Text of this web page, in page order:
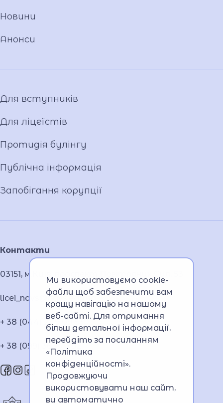
Контакти
03151, м.Київ, проспект Повітряних Сил, 53
licei_navs@navs.edu.ua
+ 38 (044) 249 09 53;
+ 38 (099) 363 70 92
Установчі документи
Загальна інформація
Новини
Анонси
Для вступників
Для ліцеїстів
Протидія булінгу
Публічна інформація
Запобігання корупції
Ми використовуємо cookie-
файли щоб забезпечити вам
кращу навігацію на нашому
веб-сайті. Для отримання
більш детальної інформації,
перейдіть за посиланням
«Політика
конфіденційності».
Продовжуючи
використовувати наш сайт,
ви автоматично